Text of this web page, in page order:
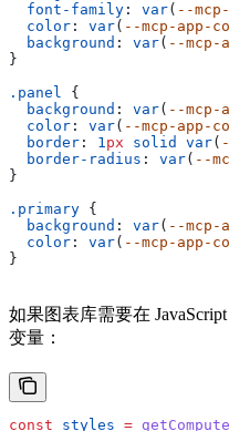
  font-family
: var( --
  color
: var( --mcp-app-
  background
: var( --mcp-
}
.panel {
  background
: var( --mcp-
  color
: var( --mcp-app-
  border
: 1px solid var(
  border-radius
: var( --
}
.primary {
  background
: var( --mcp-
  color
: var( --mcp-app-
}
如果图表库需要在
变量：
const styles =